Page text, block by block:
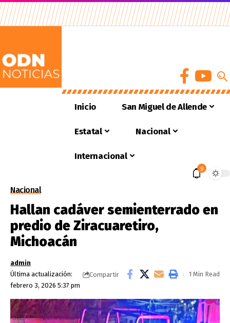
Inicio San Miguel de Allende
Estatal Nacional
Internacional
9
Nacional
Hallan cadáver semienterrado en
predio de Ziracuaretiro,
Michoacán
Última actualización:
febrero 3, 2026 5:37 pm
admin
Compartir
1 Min Read